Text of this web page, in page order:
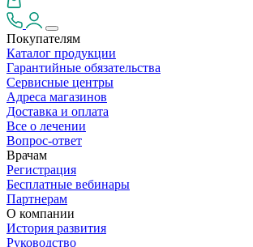
Покупателям
Каталог продукции
Гарантийные обязательства
Сервисные центры
Адреса магазинов
Доставка и оплата
Все о лечении
Вопрос-ответ
Врачам
Регистрация
Бесплатные вебинары
Партнерам
О компании
История развития
Руководство